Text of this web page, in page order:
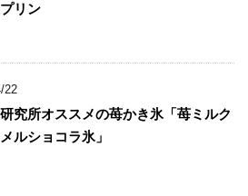
リン
22
究所オススメの苺かき氷「苺ミルク
ルショコラ氷」